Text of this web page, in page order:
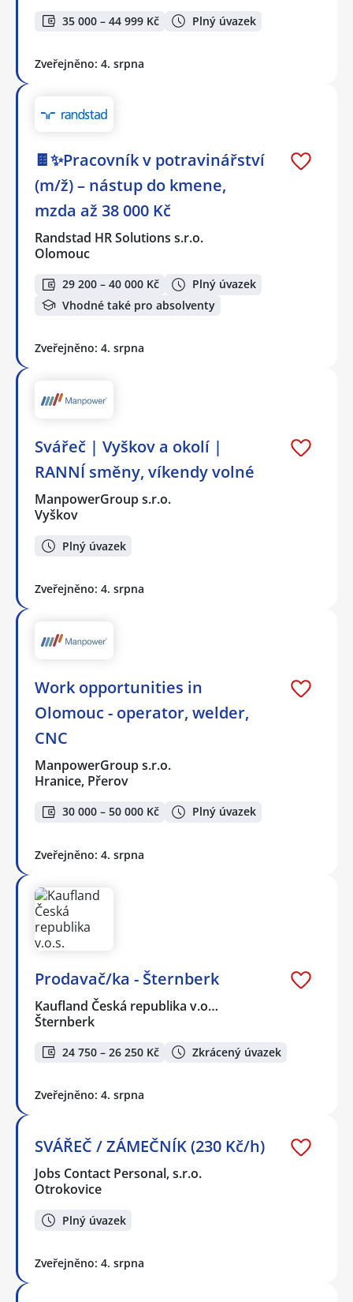
35 000 – 44 999 Kč Plný úvazek
Zveřejněno: 4. srpna
🍫✨Pracovník v potravinářství
(m/ž) – nástup do kmene,
mzda až 38 000 Kč
Randstad HR Solutions s.r.o.
Olomouc
29 200 – 40 000 Kč
Plný úvazek
Vhodné také pro absolventy
Zveřejněno: 4. srpna
Svářeč | Vyškov a okolí |
RANNÍ směny, víkendy volné
ManpowerGroup s.r.o.
Vyškov
Plný úvazek
Zveřejněno: 4. srpna
Work opportunities in
Olomouc - operator, welder,
CNC
ManpowerGroup s.r.o.
Hranice, Přerov
30 000 – 50 000 Kč Plný úvazek
Zveřejněno: 4. srpna
Prodavač/ka - Šternberk
Kaufland Česká republika v.o…
Šternberk
24 750 – 26 250 Kč Zkrácený úvazek
Zveřejněno: 4. srpna
SVÁŘEČ / ZÁMEČNÍK (230 Kč/h)
Jobs Contact Personal, s.r.o.
Otrokovice
Plný úvazek
Zveřejněno: 4. srpna